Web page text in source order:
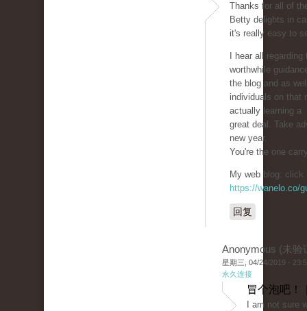
Thanks for all of
Betty delights in
it's really easy to
I hear all
worthwhile
the blog and as
individuals on that
actually learning a
great deal. Take
new year.
You're the one
My web blog: click
https://wanelo.co/
回复
Anonymous (未验
星期三, 04/24/2019 -
永久连接
冒个泡吧！
I am not sure